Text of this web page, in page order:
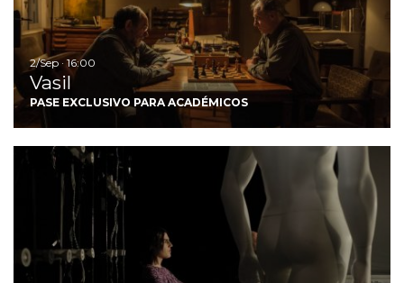
2/Sep · 16:00
Vasil
PASE EXCLUSIVO PARA ACADÉMICOS